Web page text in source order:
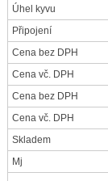
Úhel kyvu
Připojení
Cena bez DPH
Cena vč. DPH
Cena bez DPH
Cena vč. DPH
Skladem
Mj